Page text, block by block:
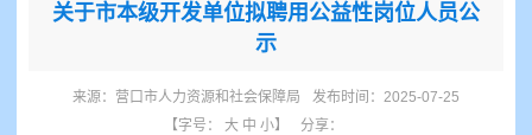
关于市本级开发单位拟聘用公益性岗位人员公
示
来源： 营口市人力资源和社会保障局
发布时间：2025-07-25
【字号： 大 中 小】 分享：